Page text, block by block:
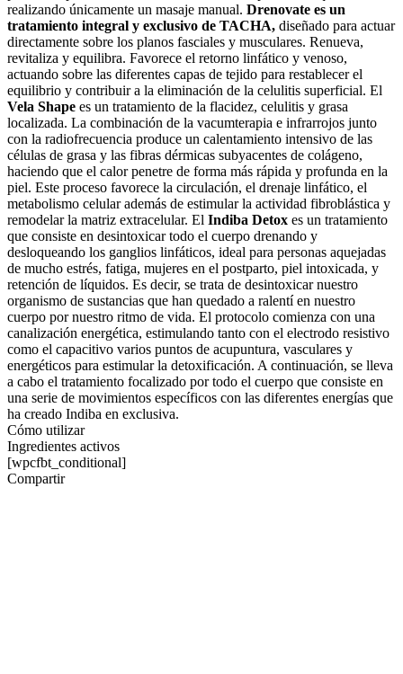
realizando únicamente un masaje manual. Drenovate es un
tratamiento integral y exclusivo de TACHA, diseñado para actuar
directamente sobre los planos fasciales y musculares. Renueva,
revitaliza y equilibra. Favorece el retorno linfático y venoso,
actuando sobre las diferentes capas de tejido para restablecer el
equilibrio y contribuir a la eliminación de la celulitis superficial. El
Vela Shape es un tratamiento de la flacidez, celulitis y grasa
localizada. La combinación de la vacumterapia e infrarrojos junto
con la radiofrecuencia produce un calentamiento intensivo de las
células de grasa y las fibras dérmicas subyacentes de colágeno,
haciendo que el calor penetre de forma más rápida y profunda en la
piel. Este proceso favorece la circulación, el drenaje linfático, el
metabolismo celular además de estimular la actividad fibroblástica y
remodelar la matriz extracelular. El Indiba Detox es un tratamiento
que consiste en desintoxicar todo el cuerpo drenando y
desloqueando los ganglios linfáticos, ideal para personas aquejadas
de mucho estrés, fatiga, mujeres en el postparto, piel intoxicada, y
retención de líquidos. Es decir, se trata de desintoxicar nuestro
organismo de sustancias que han quedado a ralentí en nuestro
cuerpo por nuestro ritmo de vida. El protocolo comienza con una
canalización energética, estimulando tanto con el electrodo resistivo
como el capacitivo varios puntos de acupuntura, vasculares y
energéticos para estimular la detoxificación. A continuación, se lleva
a cabo el tratamiento focalizado por todo el cuerpo que consiste en
una serie de movimientos específicos con las diferentes energías que
ha creado Indiba en exclusiva.
Cómo utilizar
Ingredientes activos
[wpcfbt_conditional]
Compartir